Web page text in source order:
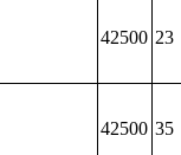
42500 23
42500 35